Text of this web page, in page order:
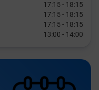
17:15 - 18:15
17:15 - 18:15
17:15 - 18:15
13:00 - 14:00